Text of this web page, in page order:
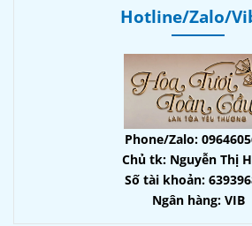
Hotline/Zalo/
Phone/Zalo:
Chủ tk: Nguyễn Thị
Số tài khoản:
Ngân hàng: VIB